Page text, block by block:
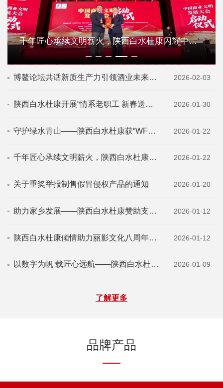
千年匠心承续文明薪火，陕西白水杜康闪耀中国商业文明发展大会
博鳌论坛共话新质生产力引领酒业未来——陕... 2026-02-03
陕西白水杜康开展“情系老职工 新春送温暖”... 2026-01-30
守护绿水青山——陕西白水杜康获“WFFT... 2026-01-22
千年匠心承续文明薪火，陕西白水杜康闪耀中... 2026-01-22
关于重奖举报制售假冒侵权产品的通知 2026-01-20
助力家乡发展——陕西白水杜康赞助支持西安... 2026-01-12
陕西白水杜康倾情助力丽影文化八周年庆典圆... 2026-01-12
以数字为帆 载匠心远航——陕西白水杜康以1... 2026-01-09
了解更多
品牌产品